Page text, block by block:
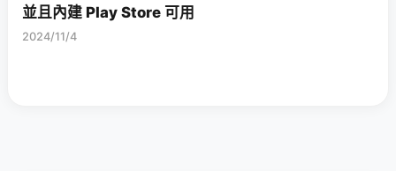
並且內建 Play Store 可用
2024/11/4